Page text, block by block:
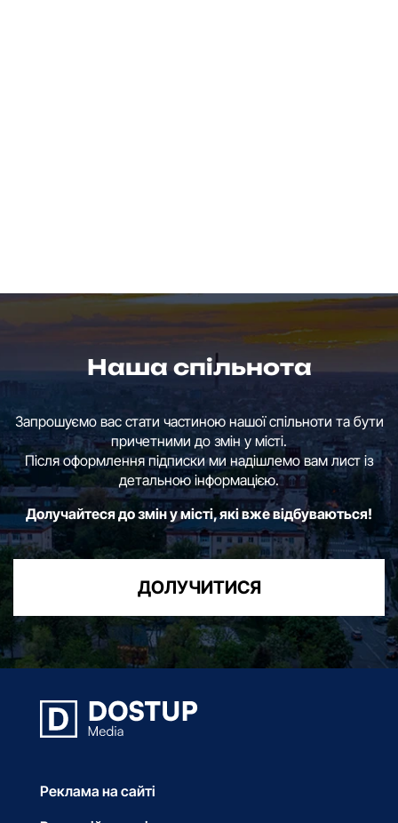
Наша спільнота
Запрошуємо вас стати частиною нашої спільноти та бути
причетними до змін у місті.
Після оформлення підписки ми надішлемо вам лист із
детальною інформацією.
Долучайтеся до змін у місті, які вже відбуваються!
ДОЛУЧИТИСЯ
Реклама на сайті